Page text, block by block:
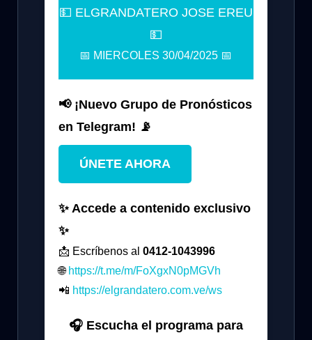
💵 ELGRANDATERO JOSE EREU
💵
📅 MIERCOLES 30/04/2025 📅
📢 ¡Nuevo Grupo de Pronósticos
en Telegram! 📡
ÚNETE AHORA
✨ Accede a contenido exclusivo
✨
📩 Escríbenos al 0412-1043996
🌐 https://t.me/m/FoXgxN0pMGVh
📲 https://elgrandatero.com.ve/ws
🎧 Escucha el programa para